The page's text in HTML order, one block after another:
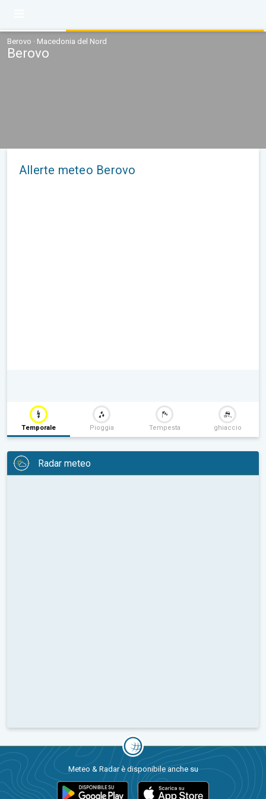
Berovo · Macedonia del Nord
Berovo
Allerte meteo Berovo
Temporale Pioggia Tempesta ghiaccio
Radar meteo
Meteo & Radar è disponibile anche su